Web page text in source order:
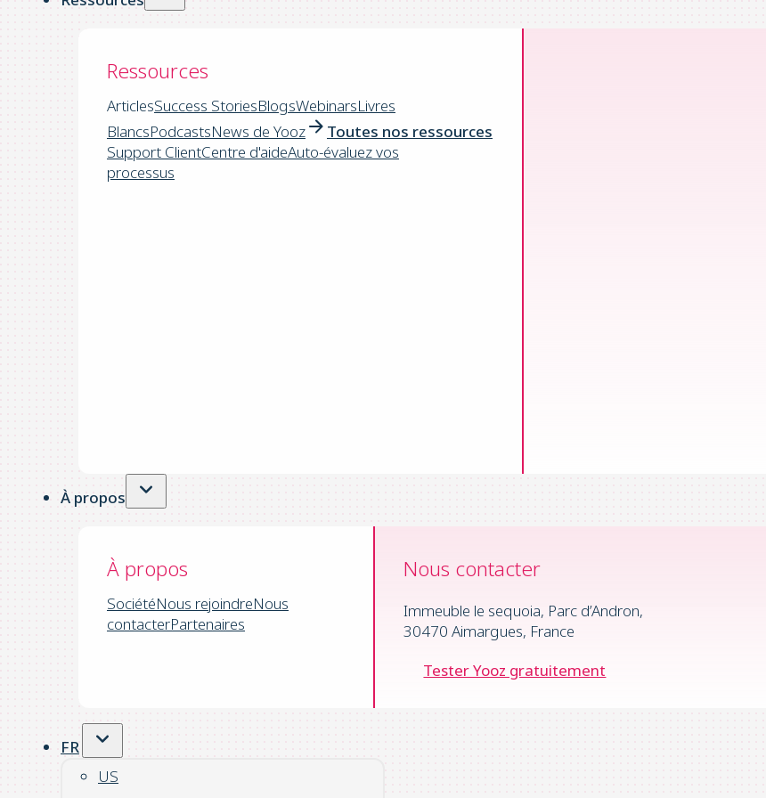
Ressources
ArticlesSuccess StoriesBlogsWebinarsLivres
BlancsPodcastsNews de Yooz
Toutes nos ressources
Support ClientCentre d'aideAuto-évaluez vos
processus
À propos
À propos
SociétéNous rejoindreNous
contacterPartenaires
Nous contacter
Immeuble le sequoia, Parc d’Andron,
30470 Aimargues, France
Tester Yooz gratuitement
FR
US